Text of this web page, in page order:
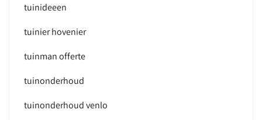
tuinideeen
tuinier hovenier
tuinman offerte
tuinonderhoud
tuinonderhoud venlo